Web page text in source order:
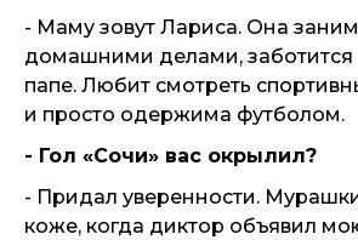
- Маму зовут Лариса. Она
домашними делами, заботится
папе. Любит смотреть
и просто одержима футболом.
- Гол «Сочи» вас окрылил?
- Придал уверенности.
коже, когда диктор объявил